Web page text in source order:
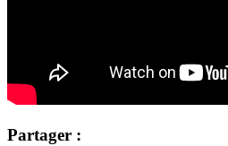
Partager :